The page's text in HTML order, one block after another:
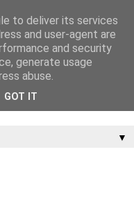
▼
to deliver its services
and user-agent are
and security
generate usage
abuse.
GOT IT